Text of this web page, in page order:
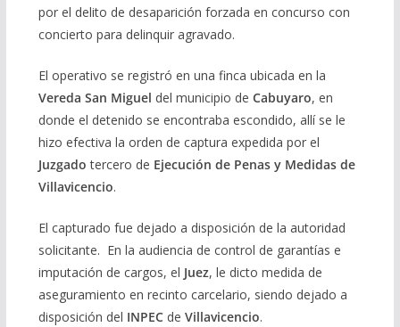
por el delito de desaparición forzada en concurso con
concierto para delinquir agravado.
El operativo se registró en una finca ubicada en la
Vereda San Miguel del municipio de Cabuyaro, en
donde el detenido se encontraba escondido, allí se le
hizo efectiva la orden de captura expedida por el
Juzgado tercero de Ejecución de Penas y Medidas de
Villavicencio.
El capturado fue dejado a disposición de la autoridad
solicitante. En la audiencia de control de garantías e
imputación de cargos, el Juez, le dicto medida de
aseguramiento en recinto carcelario, siendo dejado a
disposición del INPECde Villavicencio.